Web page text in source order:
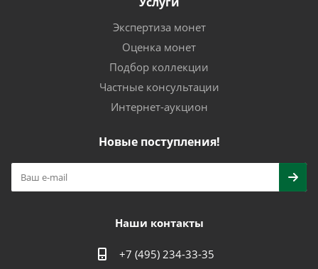
Экспертиза монет
Оценка монет
Подбор коллекции
Частные консультации
Интернет-аукцион
Новые поступления!
Наши контакты
+7 (495) 234-33-35